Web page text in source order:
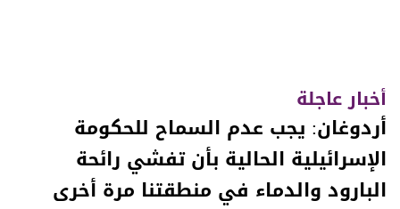
أخبار عاجلة
أردوغان: يجب عدم السماح للحكومة
الإسرائيلية الحالية بأن تفشي رائحة
البارود والدماء في منطقتنا مرة أخرى